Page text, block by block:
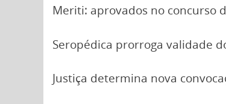
Meriti: aprovados no concurso
Seropédica prorroga validade
Justiça determina nova